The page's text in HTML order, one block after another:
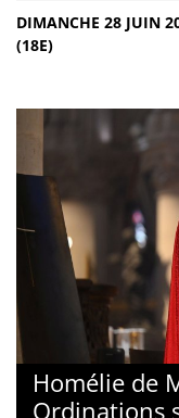
DIMANCHE 28 JUIN
(18E)
Homélie de
Ordinations